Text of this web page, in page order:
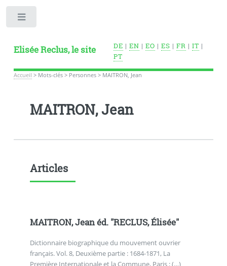
Elisée Reclus, le site DE | EN | EO | ES | FR | IT |
PT
Accueil > Mots-clés> Personnes> MAITRON, Jean
MAITRON, Jean
Articles
MAITRON, Jean éd. "RECLUS, Élisée"
Dictionnaire biographique du mouvement ouvrier
français. Vol. 8, Deuxième partie : 1684-1871, La
Première Internationale et la Commune, Paris : (…)